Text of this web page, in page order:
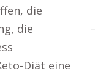
die
die
Diät eine